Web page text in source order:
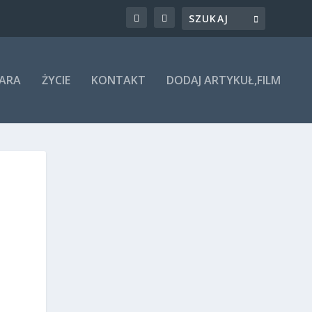
ŻYCIE KONTAKT DODAJ ARTYKUŁ,FILM